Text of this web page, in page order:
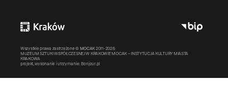
Wszystkie prawa zastrzeżone © MOCAK 2011-2026
MUZEUM SZTUKI WSPÓŁCZESNEJ W KRAKOWIE MOCAK – INSTYTUCJA KULTURY MIASTA
KRAKOWA
projekt, wykonanie i utrzymanie: Bonjour.pl